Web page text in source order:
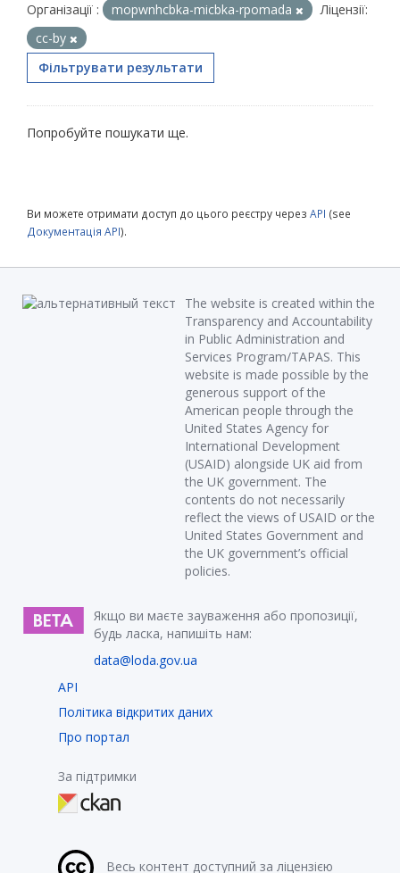
Організації :
mopwnhcbka-micbka-rpomada
Ліцензії:
cc-by
Фільтрувати результати
Попробуйте пошукати ще.
Ви можете отримати доступ до цього реєстру через API (see
Документація API).
The website is created within the
Transparency and Accountability
in Public Administration and
Services Program/TAPAS. This
website is made possible by the
generous support of the
American people through the
United States Agency for
International Development
(USAID) alongside UK aid from
the UK government. The
contents do not necessarily
reflect the views of USAID or the
United States Government and
the UK government’s official
policies.
Якщо ви маєте зауваження або пропозиції,
будь ласка, напишіть нам:
data@loda.gov.ua
API
Політика відкритих даних
Про портал
За підтримки
Весь контент доступний за ліцензією